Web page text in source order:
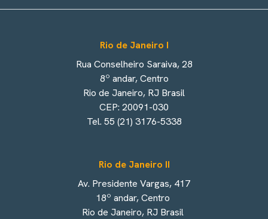
Rio de Janeiro I
Rua Conselheiro Saraiva, 28
8º andar, Centro
Rio de Janeiro, RJ Brasil
CEP: 20091-030
Tel. 55 (21) 3176-5338
Rio de Janeiro II
Av. Presidente Vargas, 417
18º andar, Centro
Rio de Janeiro, RJ Brasil